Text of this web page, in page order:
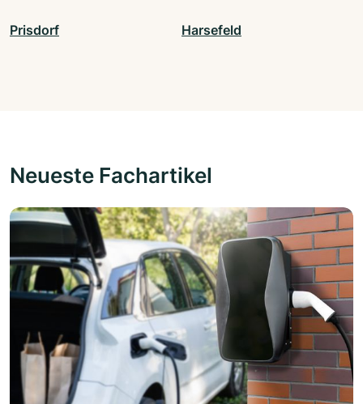
Prisdorf Harsefeld
Neueste Fachartikel